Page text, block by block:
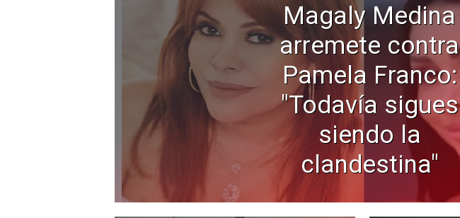
Magaly Medina
arremete contra
Pamela Franco:
"Todavía sigues
siendo la
clandestina"